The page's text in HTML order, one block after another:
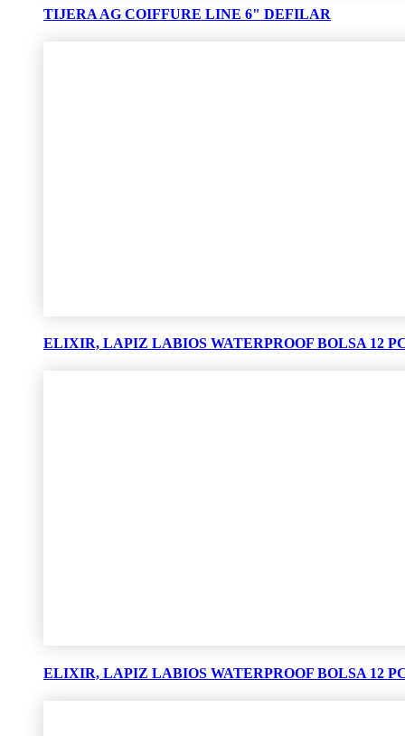
TIJERA AG COIFFURE LINE 6" DEFILAR
ELIXIR, LAPIZ LABIOS WATERPROOF BOLSA 12
ELIXIR, LAPIZ LABIOS WATERPROOF BOLSA 12